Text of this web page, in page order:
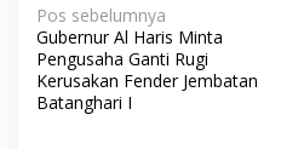
N
a
v
i
Pos sebelumnya
Gubernur Al Haris Minta
Pengusaha Ganti Rugi
Kerusakan Fender Jembatan
Batanghari I